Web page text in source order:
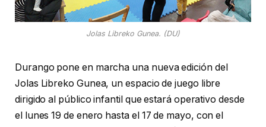
Jolas Libreko Gunea. (DU)
Durango pone en marcha una nueva edición del
Jolas Libreko Gunea, un espacio de juego libre
dirigido al público infantil que estará operativo desde
el lunes 19 de enero hasta el 17 de mayo, con el